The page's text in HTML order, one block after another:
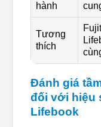
hành
Tương
thích
Đánh giá
đối với hiệu
Lifebook